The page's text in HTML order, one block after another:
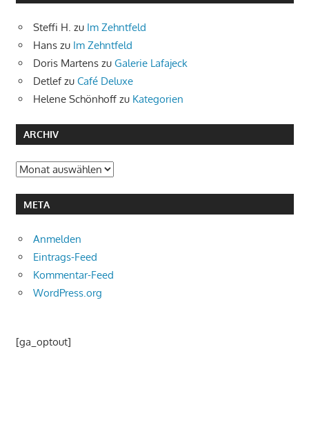
Steffi H. zu Im Zehntfeld
Hans zu Im Zehntfeld
Doris Martens zu Galerie Lafajeck
Detlefzu Café Deluxe
Helene Schönhoff zu Kategorien
ARCHIV
Archiv
META
Anmelden
Eintrags-Feed
Kommentar-Feed
WordPress.org
[ga_optout]